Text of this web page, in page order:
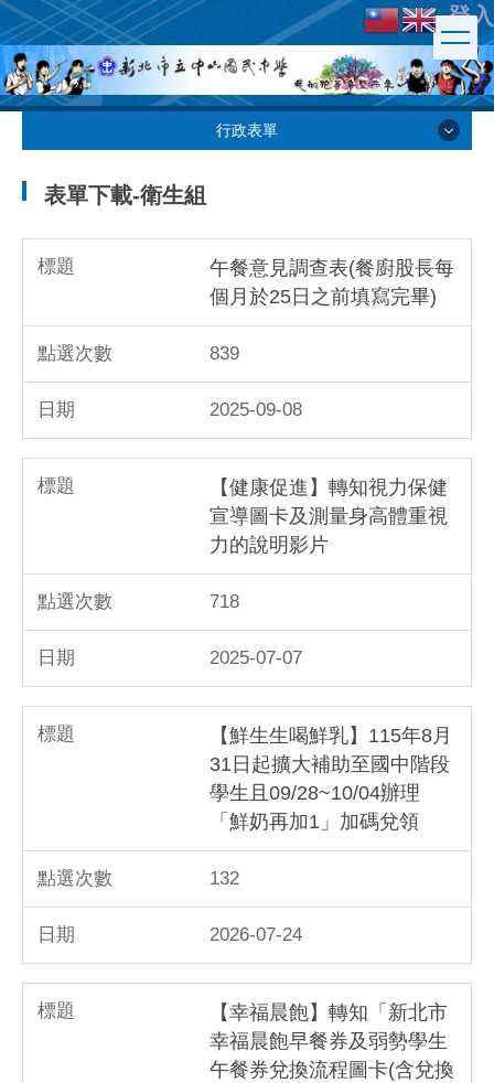
跳
到
主
要
容
區
登入
行政表單
行政表單
總務處
輔導處
會計室
進修部
表單下載-衛生組
午餐意見調查表(餐廚股長每
個月於25日之前填寫完畢)
839
2025-09-08
【健康促進】轉知視力保健
宣導圖卡及測量身高體重視
力的說明影片
718
2025-07-07
【鮮生生喝鮮乳】115年8月
31日起擴大補助至國中階段
學生且09/28~10/04辦理
「鮮奶再加1」加碼兌領
132
2026-07-24
【幸福晨飽】轉知「新北市
幸福晨飽早餐券及弱勢學生
午餐券兌換流程圖卡(含兌換